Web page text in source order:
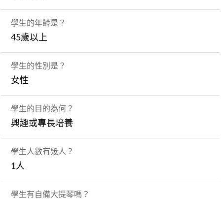
學生的年齡是？
45歲以上
學生的性別是？
女性
學生的目的為何？
興趣或專長培養
學生人數有幾人？
1人
學生有自備大提琴嗎？